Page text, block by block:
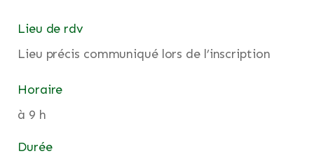
Lieu de rdv
Lieu précis communiqué lors de l’inscription
Horaire
à 9 h
Durée